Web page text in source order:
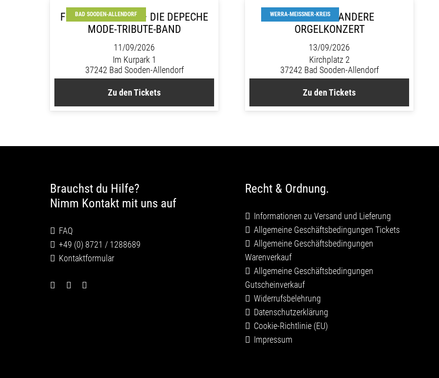
BAD SOODEN-ALLENDORF
FORCED TO MODE – DIE DEPECHE
MODE-TRIBUTE-BAND
11/09/2026
Im Kurpark 1
37242 Bad Sooden-Allendorf
Zu den Tickets
WERRA-MEISSNER-KREIS
DAS ETWAS ANDERE
ORGELKONZERT
13/09/2026
Kirchplatz 2
37242 Bad Sooden-Allendorf
Zu den Tickets
Brauchst du Hilfe?
Nimm Kontakt mit uns auf
FAQ
+49 (0) 8721 / 1288689
Kontaktformular
Recht & Ordnung.
Informationen zu Versand und Lieferung
Allgemeine Geschäftsbedingungen Tickets
Allgemeine Geschäftsbedingungen
Warenverkauf
Allgemeine Geschäftsbedingungen
Gutscheinverkauf
Widerrufsbelehrung
Datenschutzerklärung
Cookie-Richtlinie (EU)
Impressum